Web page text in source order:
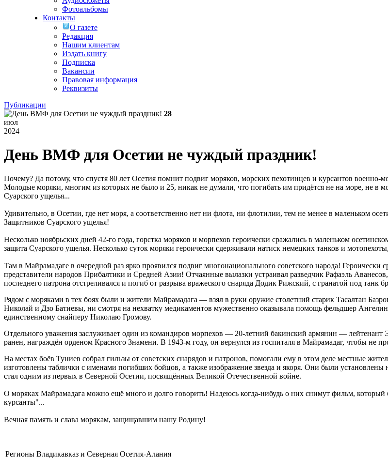
Фотоальбомы
Контакты
О газете
Редакция
Нашим клиентам
Издать книгу
Подписка
Вакансии
Правовая информация
Реквизиты
Публикации
28
июл
2024
День ВМФ для Осетии не чуждый праздник!
Почему? Да потому, что спустя 80 лет Осетия помнит подвиг моряков, морских пехотинцев и курсантов
Молодые моряки, многим из которых не было и 25, никак не думали, что погибать им придётся не на море, не в
Суарского ущелья...
Удивительно, в Осетии, где нет моря, а соответственно нет ни флота, ни флотилии, тем не менее в маленьком
Защитников Суарского ущелья!
Несколько ноябрьских дней 42-го года, горстка моряков и морпехов героически сражались в маленьком
защита Суарского ущелья. Несколько суток моряки героически сдерживали натиск немецких танков и
Там в Майрамадаге в очередной раз ярко проявился подвиг многонационального советского народа!
представители народов Прибалтики и Средней Азии! Отчаянные вылазки устраивал разведчик Рафаэль
последнего патрона отстреливался и погиб от разрыва вражеского снаряда Додик Рижский, с гранатой под танк
Рядом с моряками в тех боях были и жители Майрамадага — взял в руки оружие столетний старик Тасалтан
Николай и Дзо Батиевы, ни смотря на нехватку медикаментов мужественно оказывала помощь фельдшер
единственному снайперу Николаю Громову.
Отдельного уважения заслуживает один из командиров морпехов — 20-летний бакинский армянин — лейтенант
ранен, награждён орденом Красного Знамени. В 1943-м году, он вернулся из госпиталя в Майрамадаг, чтобы не
На местах боёв Туниев собрал гильзы от советских снарядов и патронов, помогали ему в этом деле местные
изготовлены таблички с именами погибших бойцов, а также изображение звезда и якоря. Они были установлены
стал одним из первых в Северной Осетии, посвящённых Великой Отечественной войне.
О моряках Майрамадага можно ещё много и долго говорить! Надеюсь когда-нибудь о них снимут фильм,
курсанты"...
Вечная память и слава морякам, защищавшим нашу Родину!
Регионы Владикавказ и Северная Осетия-Алания